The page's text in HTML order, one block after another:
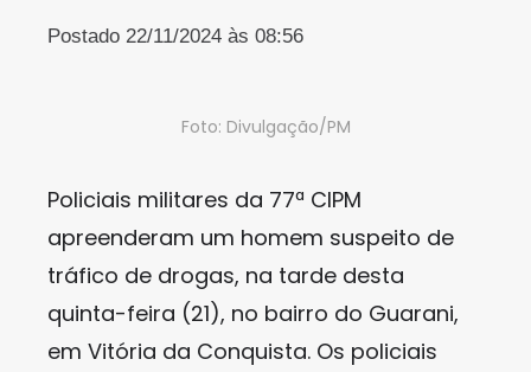
Postado 22/11/2024 às 08:56
Foto: Divulgação/PM
Policiais militares da 77ª CIPM
apreenderam um homem suspeito de
tráfico de drogas, na tarde desta
quinta-feira (21), no bairro do Guarani,
em Vitória da Conquista. Os policiais